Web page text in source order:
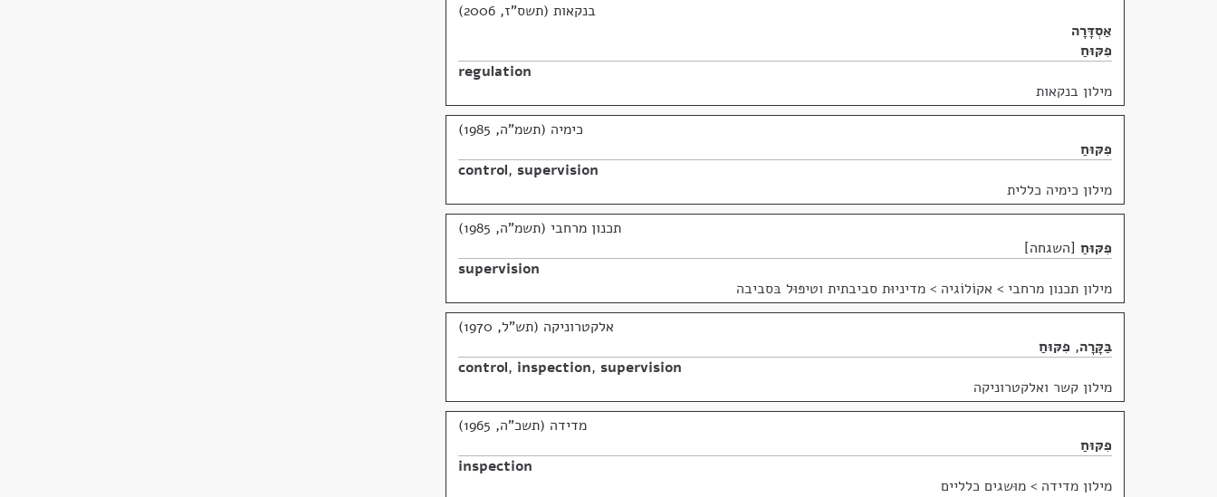
בנקאות (תשס"ז, 2006)
אַסְדָּרָה
פִּקּוּחַ
regulation
מילון בנקאות
כימיה (תשמ"ה, 1985)
פִּקּוּחַ
control, supervision
מילון כימיה כללית
תכנון מרחבי (תשמ"ה, 1985)
פִּקּוּחַ השגחה
supervision
מילון תכנון מרחבי > אקוֹלוֹגיה > מדיניוּת סביבתית וטיפּוּל בּסביבה
אלקטרוניקה (תש"ל, 1970)
בַּקָּרָה, פִּקּוּחַ
control, inspection, supervision
מילון קשר ואלקטרוניקה
מדידה (תשכ"ה, 1965)
פִּקּוּחַ
inspection
מילון מדידה > מוּשגים כלליים